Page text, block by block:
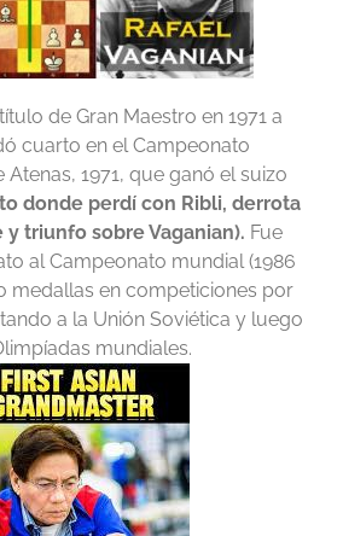
de Gran Maestro en 1971 a
cuarto en el Campeonato
1971, que ganó el suizo
donde perdí con Ribli, derrota
y triunfo sobre Vaganian). Fue
al Campeonato mundial (1986
medallas en competiciones por
a la Unión Soviética y luego
mundiales.